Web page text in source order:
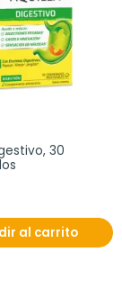
30
al carrito